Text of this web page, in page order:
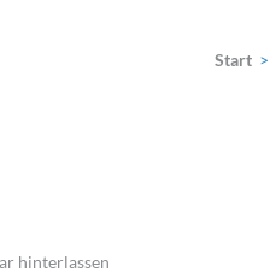
Start >
hinterlassen